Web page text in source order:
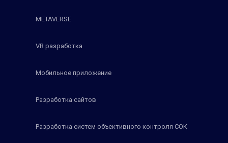
METAVERSE
VR разработка
Мобильное приложение
Разработка сайтов
Разработка систем объективного контроля СОК